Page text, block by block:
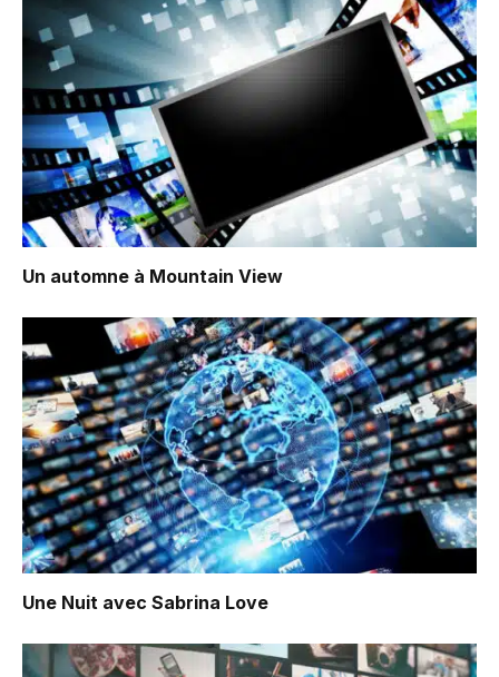
Un automne à Mountain View
Une Nuit avec Sabrina Love